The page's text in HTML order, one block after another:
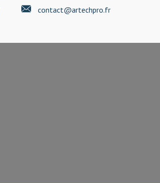
contact@artechpro.fr